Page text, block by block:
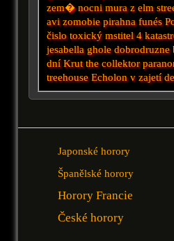
zem� nocni mura z elm
avi zomobie pirahna funés
čislo toxický mstitel 4
jesabella ghole dobrodruzne
dní Krut the collektor
treehouse Echolon v zajetí
Japonské horory
Španělské horory
Horory Francie
České horory